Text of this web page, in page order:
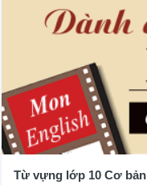
Từ vựng lớp 10 Cơ bản